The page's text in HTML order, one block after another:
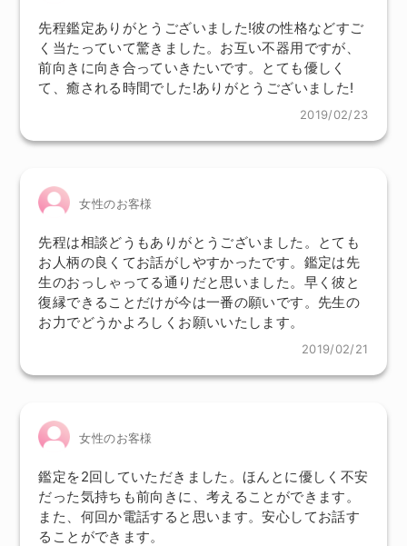
先程鑑定ありがとうございました!彼の性格などすご
く当たっていて驚きました。お互い不器用ですが、
前向きに向き合っていきたいです。とても優しく
て、癒される時間でした!ありがとうございました!
2019/02/23
女性のお客様
先程は相談どうもありがとうございました。とても
お人柄の良くてお話がしやすかったです。鑑定は先
生のおっしゃってる通りだと思いました。早く彼と
復縁できることだけが今は一番の願いです。先生の
お力でどうかよろしくお願いいたします。
2019/02/21
女性のお客様
鑑定を2回していただきました。ほんとに優しく不安
だった気持ちも前向きに、考えることができます。
また、何回か電話すると思います。安心してお話す
ることができます。